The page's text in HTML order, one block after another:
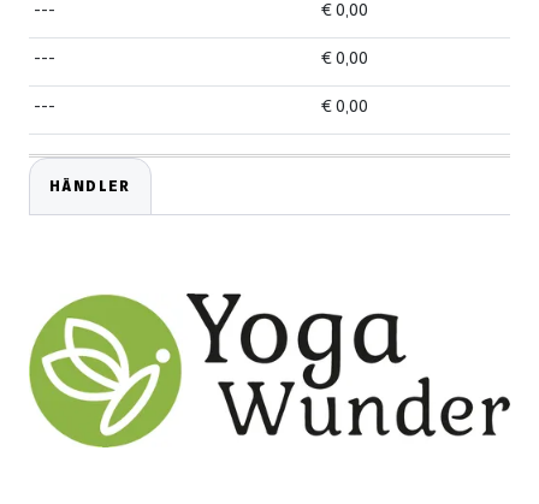
--- € 0,00
--- € 0,00
--- € 0,00
HÄNDLER